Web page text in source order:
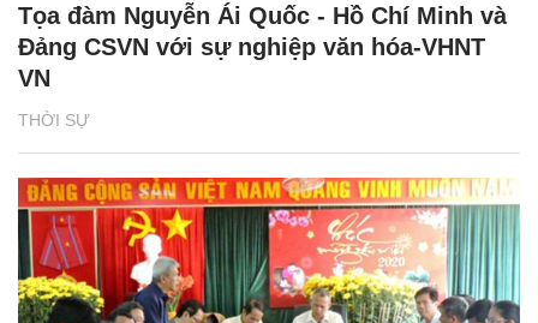
THỜI SỰ
Tọa đàm Nguyễn Ái Quốc - Hồ Chí Minh và
Đảng CSVN với sự nghiệp văn hóa-VHNT
VN